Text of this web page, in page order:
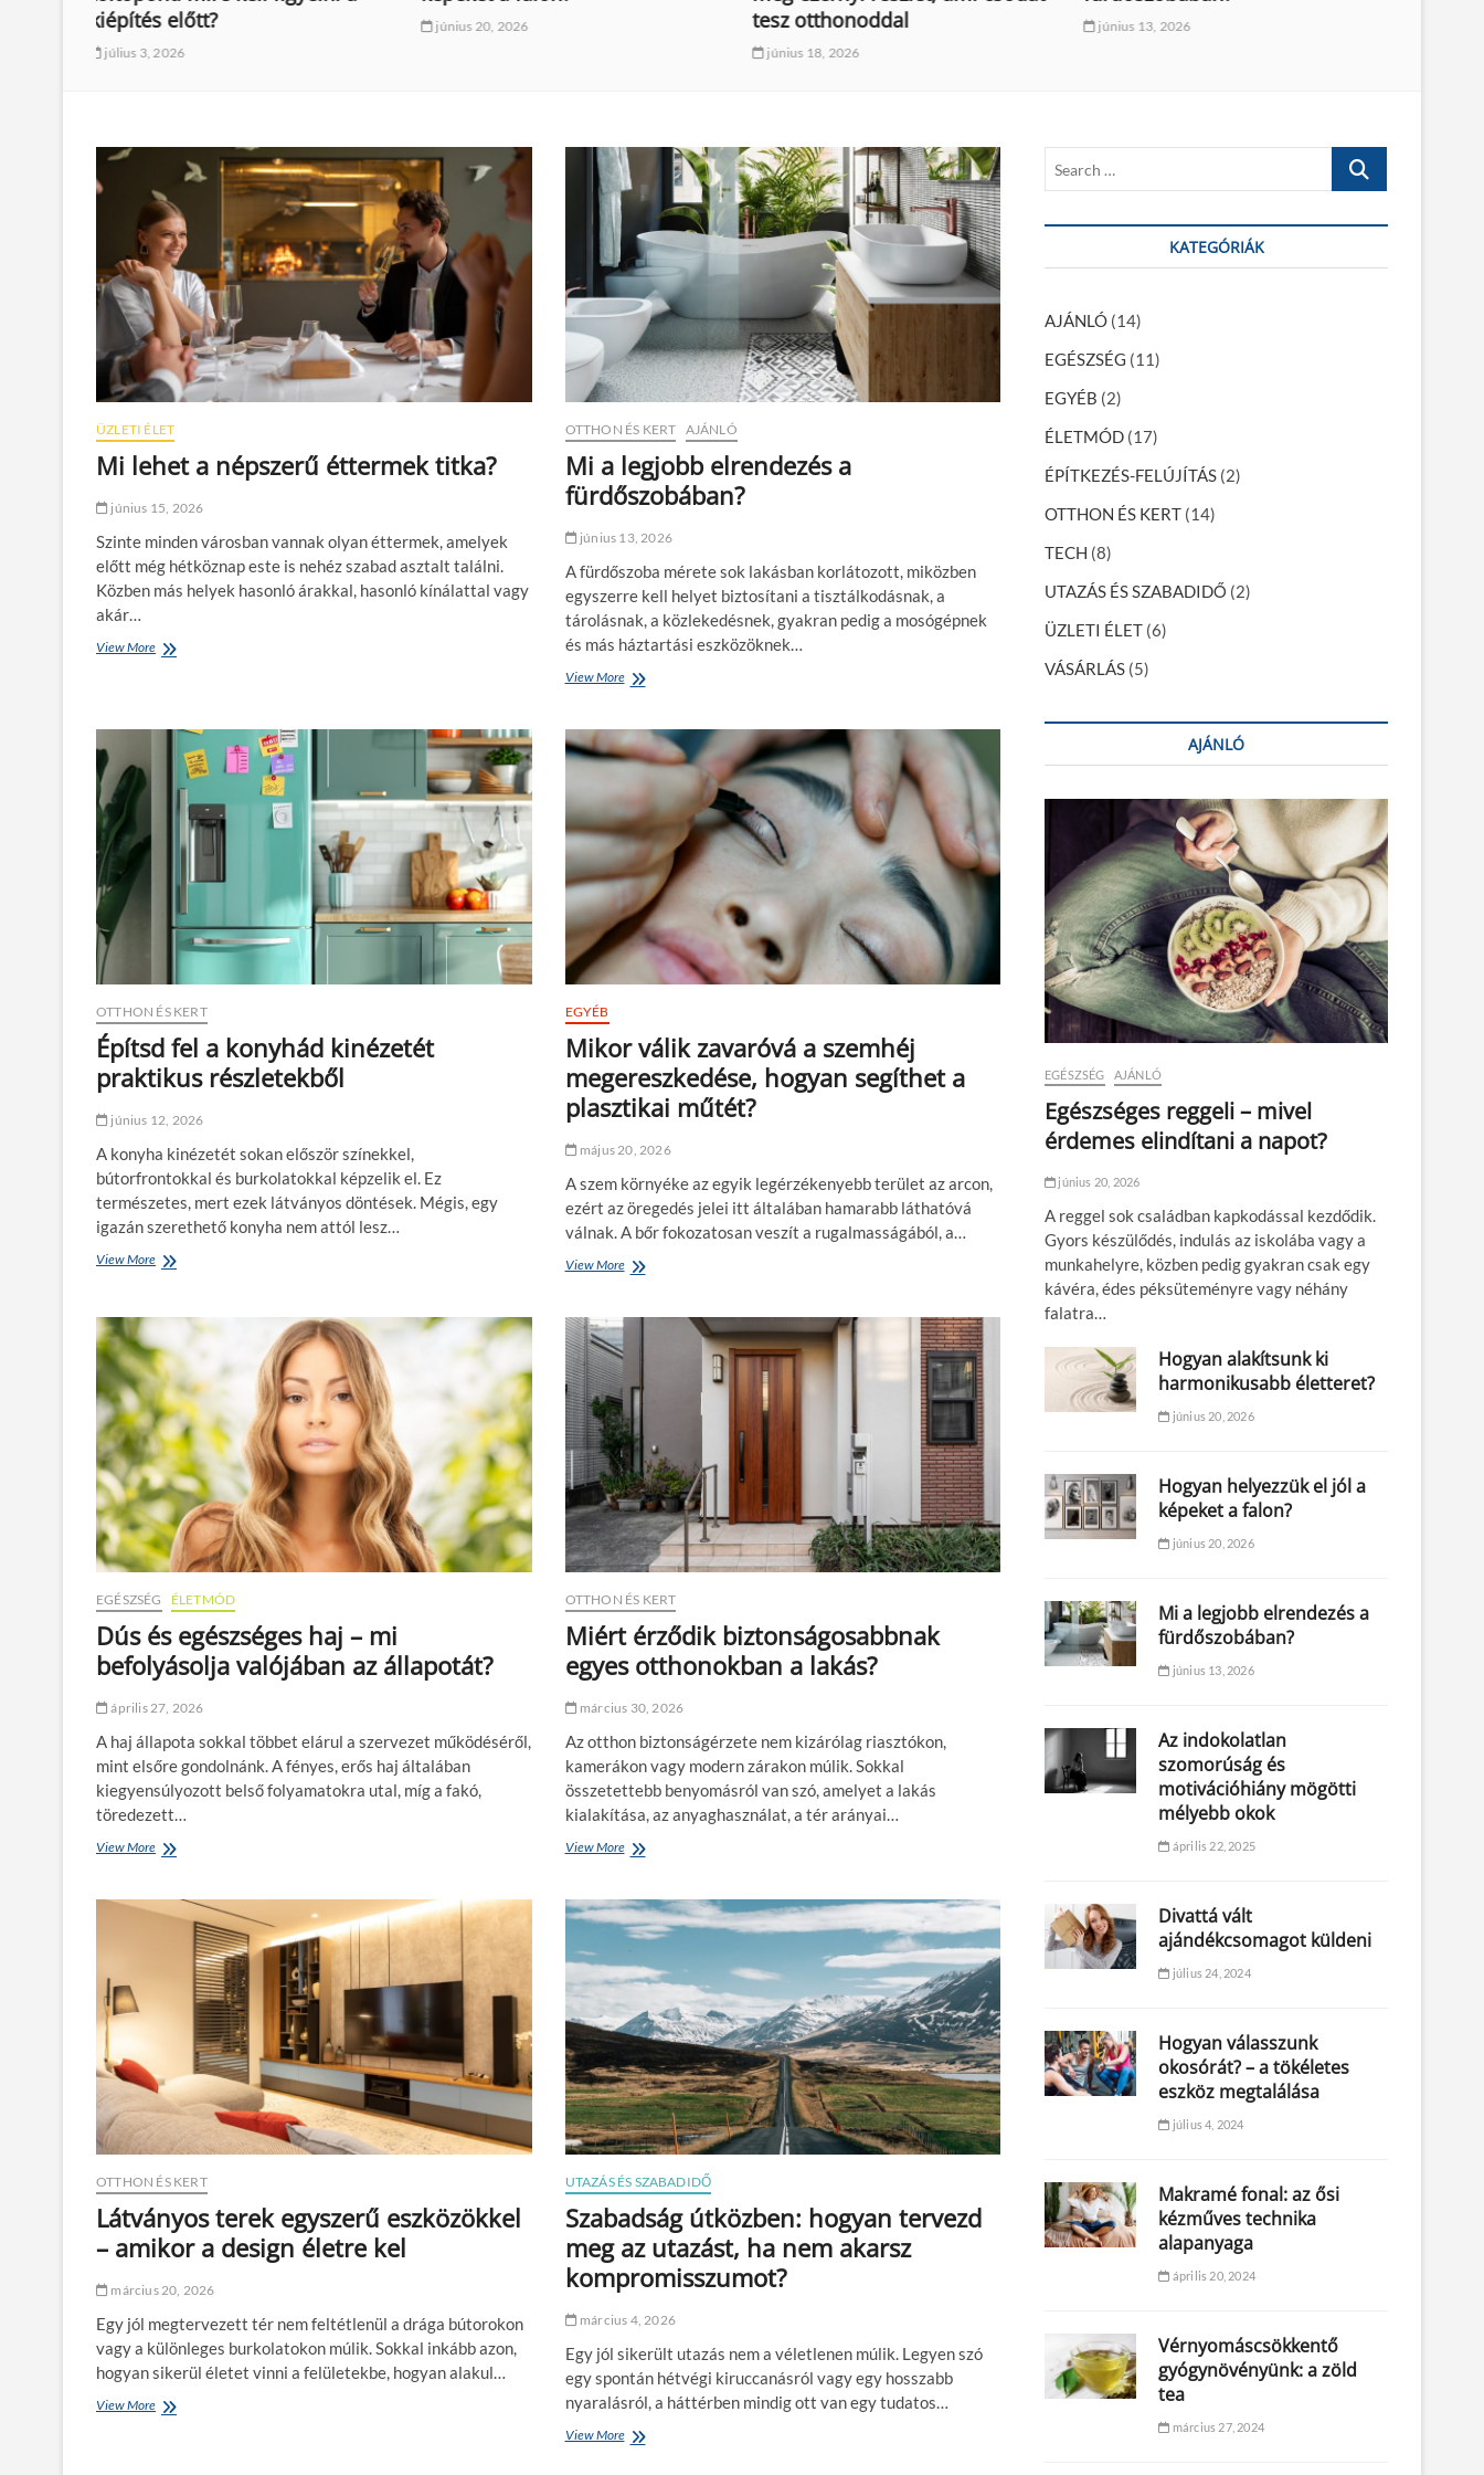
június 20, 2026
tesz otthonoddal
június 13, 2026 június 12, 2026
ÜZLETI ÉLET
Mi lehet a népszerű éttermek titka?
június 15, 2026
Szinte minden városban vannak olyan éttermek, amelyek
előtt még hétköznap este is nehéz szabad asztalt találni.
Közben más helyek hasonló árakkal, hasonló kínálattal vagy
akár…
View More M
h
t
t
e
r
m
e
t
t
k
a
?
OTTHON ÉS KERT AJÁNLÓ
Mi a legjobb elrendezés a
fürdőszobában?
június 13, 2026
A fürdőszoba mérete sok lakásban korlátozott, miközben
egyszerre kell helyet biztosítani a tisztálkodásnak, a
tárolásnak, a közlekedésnek, gyakran pedig a mosógépnek
és más háztartási eszközöknek…
View MoreM
e
j
o
b
b
e
l
r
e
n
s
a
ü
d
ő
s
z
o
á
a
OTTHON ÉS KERT
Építsd fel a konyhád kinézetét
praktikus részletekből
június 12, 2026
A konyha kinézetét sokan először színekkel,
bútorfrontokkal és burkolatokkal képzelik el. Ez
természetes, mert ezek látványos döntések. Mégis, egy
igazán szerethető konyha nem attól lesz…
View More
t
s
d
f
e
l
a
k
o
n
y
h
á
d
k
i
n
z
t
é
t
p
r
a
k
u
t
e
k
ő
l
EGYÉB
Mikor válik zavaróvá a szemhéj
megereszkedése, hogyan segíthet a
plasztikai műtét?
május 20, 2026
A szem környéke az egyik legérzékenyebb terület az arcon,
ezért az öregedés jelei itt általában hamarabb láthatóvá
válnak. A bőr fokozatosan veszít a rugalmasságából, a…
View MoreM
á
i
k
z
a
v
a
r
ó
á
s
z
m
é
j
m
e
g
s
z
k
e
d
é
s
e
h
o
g
y
a
n
s
e
g
í
t
e
a
p
l
s
EGÉSZSÉG ÉLETMÓD
Dús és egészséges haj – mi
befolyásolja valójában az állapotát?
április 27, 2026
A haj állapota sokkal többet elárul a szervezet működéséről,
mint elsőre gondolnánk. A fényes, erős haj általában
kiegyensúlyozott belső folyamatokra utal, míg a fakó,
töredezett…
View More D
g
e
s
j
m
e
o
l
y
á
OTTHON ÉS KERT
Miért érződik biztonságosabbnak
egyes otthonokban a lakás?
március 30, 2026
Az otthon biztonságérzete nem kizárólag riasztókon,
kamerákon vagy modern zárakon múlik. Sokkal
összetettebb benyomásról van szó, amelyet a lakás
kialakítása, az anyaghasználat, a tér arányai…
View MoreM
r
t
r
z
ő
d
k
b
i
z
t
n
á
g
s
b
b
n
a
k
g
OTTHON ÉS KERT
Látványos terek egyszerű eszközökkel
– amikor a design életre kel
március 20, 2026
Egy jól megtervezett tér nem feltétlenül a drága bútorokon
vagy a különleges burkolatokon múlik. Sokkal inkább azon,
hogyan sikerül életet vinni a felületekbe, hogyan alakul…
View More
UTAZÁS ÉS SZABADIDŐ
Szabadság útközben: hogyan tervezd
meg az utazást, ha nem akarsz
kompromisszumot?
március 4, 2026
Egy jól sikerült utazás nem a véletlenen múlik. Legyen szó
egy spontán hétvégi kiruccanásról vagy egy hosszabb
nyaralásról, a háttérben mindig ott van egy tudatos…
View MoreS
r
KATEGÓRIÁK
AJÁNLÓ (14)
EGÉSZSÉG (11)
EGYÉB (2)
ÉLETMÓD (17)
ÉPÍTKEZÉS-FELÚJÍTÁS (2)
OTTHON ÉS KERT (14)
TECH (8)
UTAZÁS ÉS SZABADIDŐ (2)
ÜZLETI ÉLET (6)
VÁSÁRLÁS (5)
AJÁNLÓ
EGÉSZSÉG AJÁNLÓ
Egészséges reggeli – mivel
érdemes elindítani a napot?
június 20, 2026
A reggel sok családban kapkodással kezdődik.
Gyors készülődés, indulás az iskolába vagy a
munkahelyre, közben pedig gyakran csak egy
kávéra, édes péksüteményre vagy néhány
falatra…
Hogyan alakítsunk ki
harmonikusabb életteret?
június 20, 2026
Hogyan helyezzük el jól a
képeket a falon?
június 20, 2026
Mi a legjobb elrendezés a
fürdőszobában?
június 13, 2026
Az indokolatlan
szomorúság és
motivációhiány mögötti
mélyebb okok
április 22, 2025
Divattá vált
ajándékcsomagot küldeni
július 24, 2024
Hogyan válasszunk
okosórát? – a tökéletes
eszköz megtalálása
július 4, 2024
Makramé fonal: az ősi
kézműves technika
alapanyaga
április 20, 2024
Vérnyomáscsökkentő
gyógynövényünk: a zöld
tea
március 27, 2024